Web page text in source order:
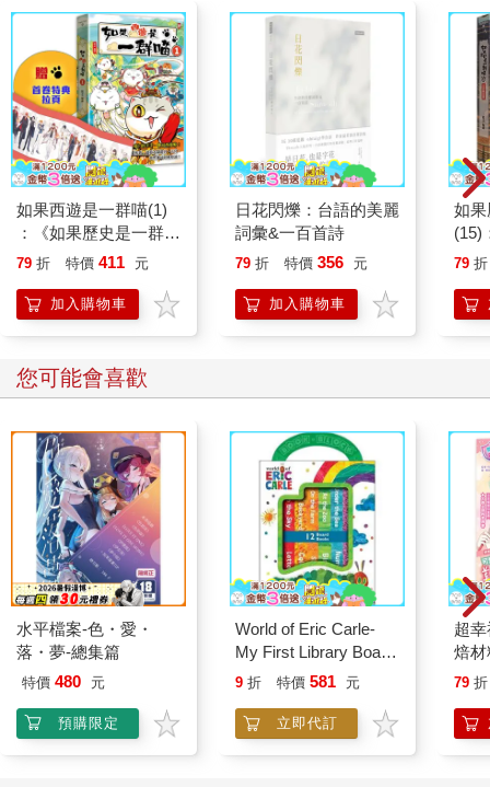
如果西遊是一群喵(1)
：《如果歷史是一群
喵》作者最新力作，附
79 折 特價 411 元
加入購物車
日花閃爍：台語的美麗
詞彙&一百首詩
79 折 特價 356 元
加入購物車
如
(15)
貓
79 折
您可能會喜歡
水平檔案-色・愛・
落・夢-總集篇
特價 480 元
預購限定
World of Eric Carle-
My First Library Board
Book Block Set
9 折 特價 581 元
立即代訂
超
焙
愛
79 折